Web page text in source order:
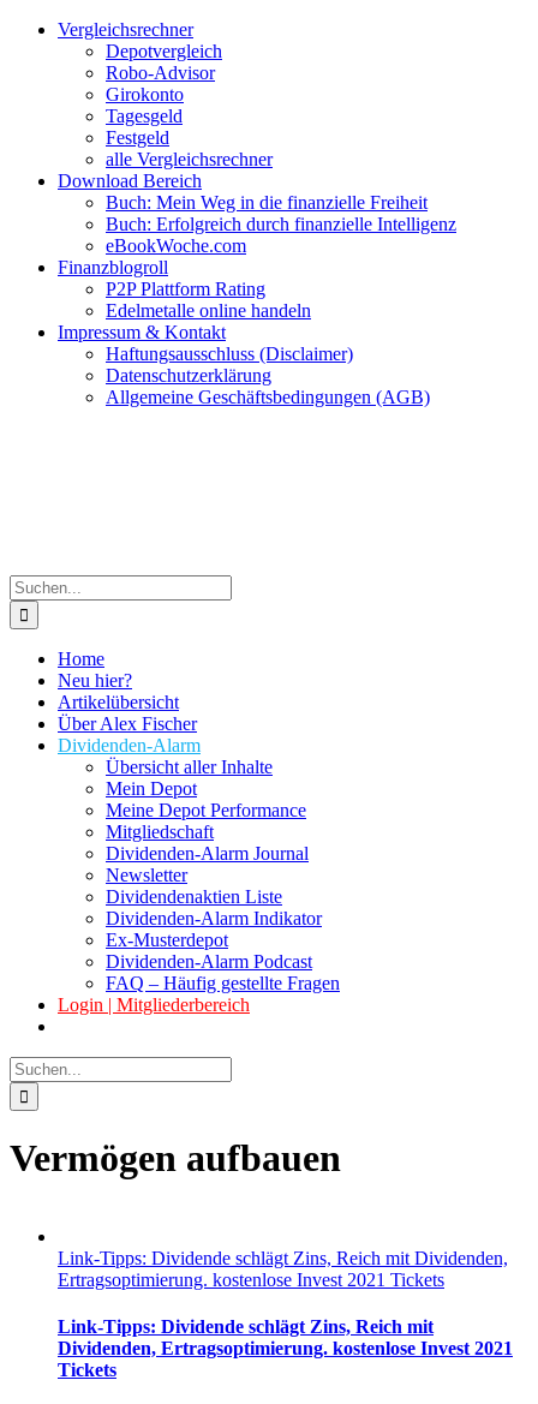
Zum
Facebook
Twitter
Instagram
Pinterest
YouTubeVergleichsrechner
Depotvergleich
Robo-Advisor
Girokonto
Tagesgeld
Festgeld
alle Vergleichsrechner
Download Bereich
Buch: Mein Weg in die finanzielle Freiheit
Buch: Erfolgreich durch finanzielle Intelligenz
eBookWoche.com
Finanzblogroll
P2P Plattform Rating
Edelmetalle online handeln
Impressum & Kontakt
Haftungsausschluss (Disclaimer)
Datenschutzerklärung
Allgemeine Geschäftsbedingungen (AGB)
Suche
nach:
Home
Neu hier?
Artikelübersicht
Über Alex Fischer
Dividenden-Alarm
Übersicht aller Inhalte
Mein Depot
Meine Depot Performance
Mitgliedschaft
Dividenden-Alarm Journal
Newsletter
Dividendenaktien Liste
Dividenden-Alarm Indikator
Ex-Musterdepot
Dividenden-Alarm Podcast
FAQ – Häufig gestellte Fragen
Login | Mitgliederbereich
Suche
nach:
Vermögen aufbauen
Link-Tipps: Dividende schlägt Zins, Reich mit Dividenden,
Ertragsoptimierung. kostenlose Invest 2021 Tickets
Link-Tipps: Dividende schlägt Zins, Reich mit
Dividenden, Ertragsoptimierung. kostenlose Invest 2021
Tickets